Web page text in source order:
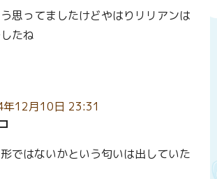
思ってましたけどやはりリリアンは
たね
12月10日 23:31
ではないかという匂いは出していた